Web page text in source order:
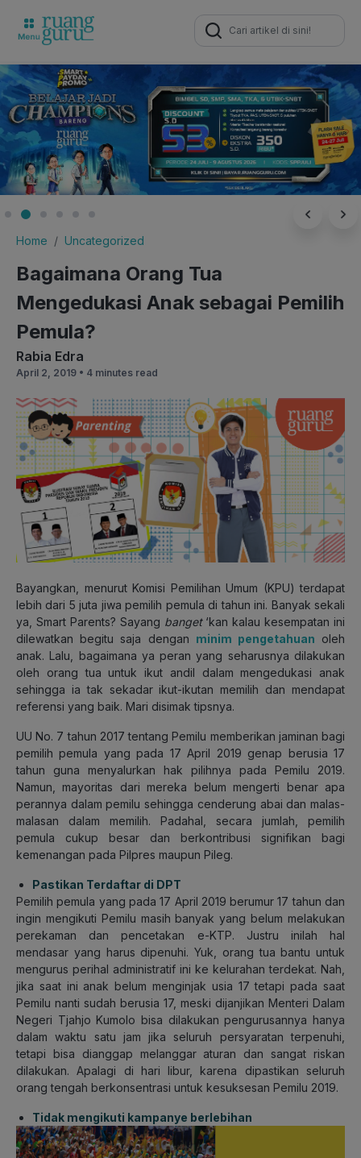
Search
for:
Home Uncategorized
Bagaimana Orang Tua
Mengedukasi Anak sebagai Pemilih
Pemula?
Rabia Edra
April 2, 2019 • 4 minutes read
Bayangkan, menurut Komisi Pemilihan Umum (KPU) terdapat
lebih dari 5 juta jiwa pemilih pemula di tahun ini. Banyak sekali
ya, Smart Parents? Sayang banget‘kan kalau kesempatan ini
dilewatkan begitu saja dengan minim pengetahuan oleh
anak. Lalu, bagaimana ya peran yang seharusnya dilakukan
oleh orang tua untuk ikut andil dalam mengedukasi anak
sehingga ia tak sekadar ikut-ikutan memilih dan mendapat
referensi yang baik. Mari disimak tipsnya.
UU No. 7 tahun 2017 tentang Pemilu memberikan jaminan bagi
pemilih pemula yang pada 17 April 2019 genap berusia 17
tahun guna menyalurkan hak pilihnya pada Pemilu 2019.
Namun, mayoritas dari mereka belum mengerti benar apa
perannya dalam pemilu sehingga cenderung abai dan malas-
malasan dalam memilih. Padahal, secara jumlah, pemilih
pemula cukup besar dan berkontribusi signifikan bagi
kemenangan pada Pilpres maupun Pileg.
Pastikan Terdaftar di DPT
Pemilih pemula yang pada 17 April 2019 berumur 17 tahun dan
ingin mengikuti Pemilu masih banyak yang belum melakukan
perekaman dan pencetakan e-KTP. Justru inilah hal
mendasar yang harus dipenuhi. Yuk, orang tua bantu untuk
mengurus perihal administratif ini ke kelurahan terdekat. Nah,
jika saat ini anak belum menginjak usia 17 tetapi pada saat
Pemilu nanti sudah berusia 17, meski dijanjikan Menteri Dalam
Negeri Tjahjo Kumolo bisa dilakukan pengurusannya hanya
dalam waktu satu jam jika seluruh persyaratan terpenuhi,
tetapi bisa dianggap melanggar aturan dan sangat riskan
dilakukan. Apalagi di hari libur, karena dipastikan seluruh
orang tengah berkonsentrasi untuk kesuksesan Pemilu 2019.
Tidak mengikuti kampanye berlebihan